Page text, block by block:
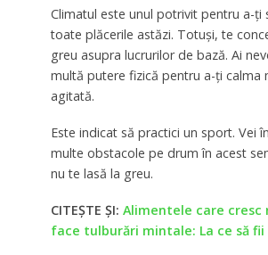
Climatul este unul potrivit pentru a-ți
toate plăcerile astăzi. Totuși, te
greu asupra lucrurilor de bază. Ai
multă putere fizică pentru a-ți calma
agitată.
Este indicat să practici un sport. Vei
multe obstacole pe drum în acest
nu te lasă la greu.
CITEȘTE ȘI: Alimentele care cresc
face tulburări mintale: La ce să